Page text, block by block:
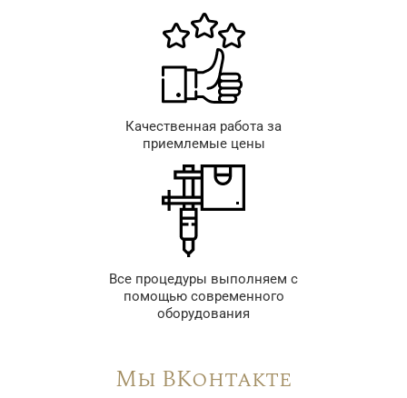
Качественная работа за
приемлемые цены
Все процедуры выполняем с
помощью современного
оборудования
Мы ВКонтакте